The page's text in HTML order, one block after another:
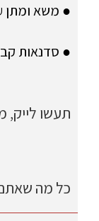
● משא ומתן
● סדנאות
תעשו לייק,
כל מה